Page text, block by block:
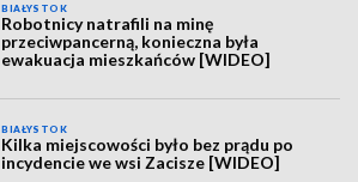
BIAŁYSTOK
Robotnicy natrafili na minę
przeciwpancerną, konieczna była
ewakuacja mieszkańców [WIDEO]
BIAŁYSTOK
Kilka miejscowości było bez prądu po
incydencie we wsi Zacisze [WIDEO]